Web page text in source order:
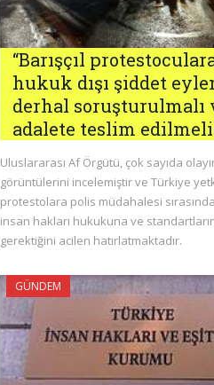
“Barışçıl
hukuk dışı şiddet
derhal soruşturulmalı
adalete teslim
Uluslararası Af Örgütü, çok sayıda
görüntülerini incelemiştir ve Türkiye
protestolara polis müdahalesi
insan hakları hukukuna ve
gerektiğini acilen hatırlatmaktadır.
GÜNDEM